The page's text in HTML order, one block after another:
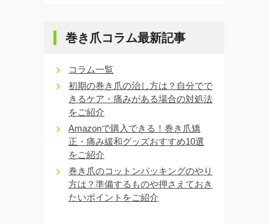
巻き爪コラム最新記事
コラム一覧
初期の巻き爪の治し方は？自分でで
きるケア・痛みがある場合の対処法
をご紹介
Amazonで購入できる！巻き爪矯
正・痛み緩和グッズおすすめ10選
をご紹介
巻き爪のコットンパッキングのやり
方は？準備するものや押さえておき
たいポイントをご紹介